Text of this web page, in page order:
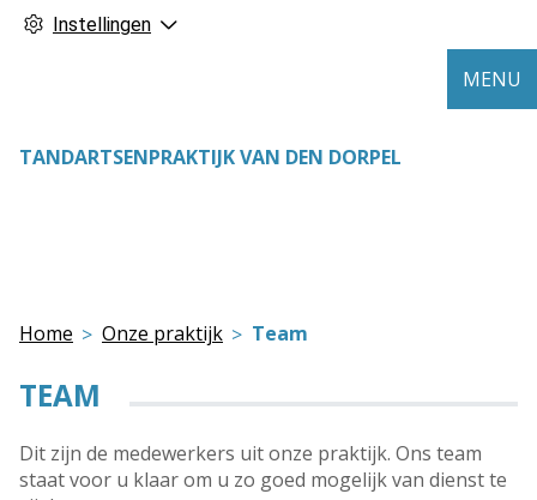
Instellingen
TANDARTSENPRAKTIJK VAN DEN DORPEL
MENU
Home Onze praktijk Team
TEAM
Dit zijn de medewerkers uit onze praktijk. Ons team
staat voor u klaar om u zo goed mogelijk van dienst te